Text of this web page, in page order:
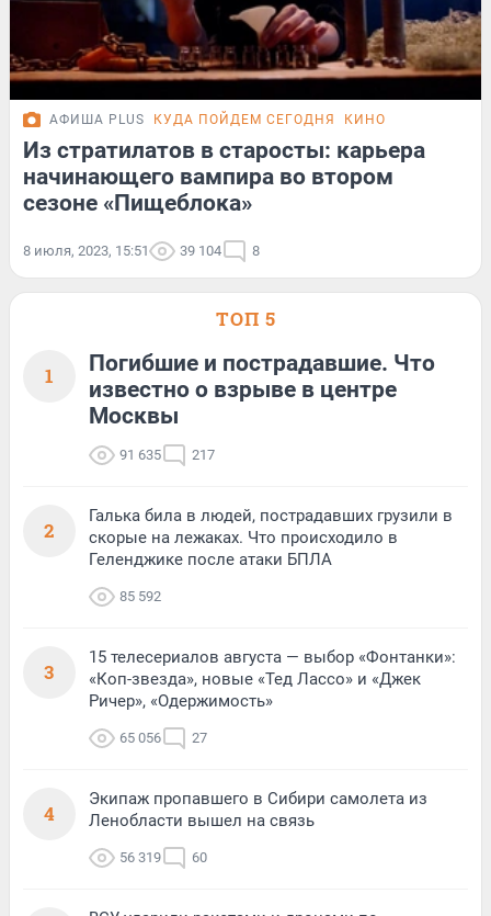
АФИША PLUS КУДА ПОЙДЕМ СЕГОДНЯ КИНО
Из стратилатов в старосты: карьера
начинающего вампира во втором
сезоне «Пищеблока»
8 июля, 2023, 15:51 39 104 8
ТОП 5
1
Погибшие и пострадавшие. Что
известно о взрыве в центре
Москвы
91 635 217
2
Галька била в людей, пострадавших грузили в
скорые на лежаках. Что происходило в
Геленджике после атаки БПЛА
85 592
3
15 телесериалов августа — выбор «Фонтанки»:
«Коп-звезда», новые «Тед Лассо» и «Джек
Ричер», «Одержимость»
65 056 27
4
Экипаж пропавшего в Сибири самолета из
Ленобласти вышел на связь
56 319 60